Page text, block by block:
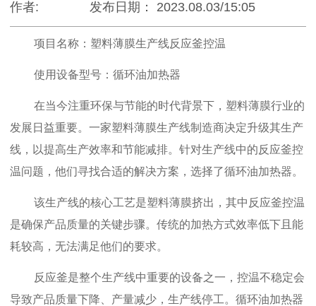
作者:
发布日期： 2023.08.03/15:05
项目名称：塑料薄膜生产线反应釜控温
使用设备型号：循环油加热器
在当今注重环保与节能的时代背景下，塑料薄膜行业的
发展日益重要。一家塑料薄膜生产线制造商决定升级其生产
线，以提高生产效率和节能减排。针对生产线中的反应釜控
温问题，他们寻找合适的解决方案，选择了循环油加热器。
该生产线的核心工艺是塑料薄膜挤出，其中反应釜控温
是确保产品质量的关键步骤。传统的加热方式效率低下且能
耗较高，无法满足他们的要求。
反应釜是整个生产线中重要的设备之一，控温不稳定会
导致产品质量下降、产量减少，生产线停工。循环油加热器